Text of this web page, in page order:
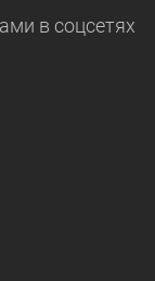
в соцсетях